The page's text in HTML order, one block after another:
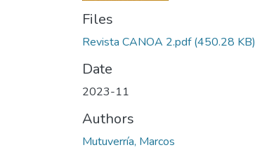
Files
Revista CANOA 2.pdf(450.28 KB)
Date
2023-11
Authors
Mutuverría, Marcos